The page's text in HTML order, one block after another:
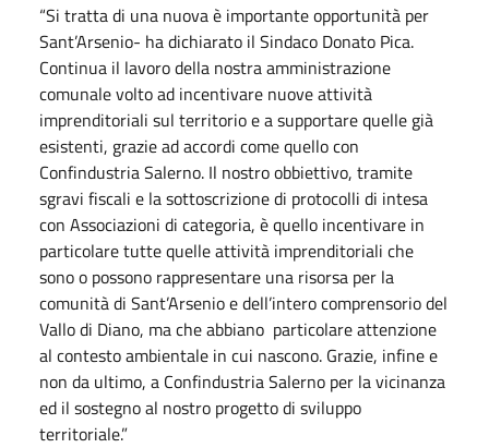
“Si tratta di una nuova è importante opportunità per
Sant’Arsenio- ha dichiarato il Sindaco Donato Pica.
Continua il lavoro della nostra amministrazione
comunale volto ad incentivare nuove attività
imprenditoriali sul territorio e a supportare quelle già
esistenti, grazie ad accordi come quello con
Confindustria Salerno. Il nostro obbiettivo, tramite
sgravi fiscali e la sottoscrizione di protocolli di intesa
con Associazioni di categoria, è quello incentivare in
particolare tutte quelle attività imprenditoriali che
sono o possono rappresentare una risorsa per la
comunità di Sant’Arsenio e dell’intero comprensorio del
Vallo di Diano, ma che abbiano particolare attenzione
al contesto ambientale in cui nascono. Grazie, infine e
non da ultimo, a Confindustria Salerno per la vicinanza
ed il sostegno al nostro progetto di sviluppo
territoriale.”